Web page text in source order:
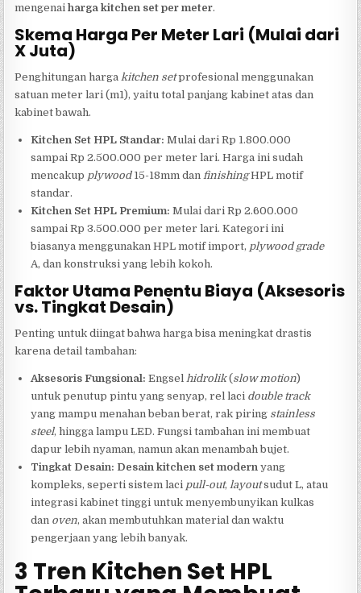
mengenaiharga kitchen set per meter.
Skema Harga Per Meter Lari (Mulai dari
X Juta)
Penghitungan harga kitchen setprofesional menggunakan
satuan meter lari (m1), yaitu total panjang kabinet atas dan
kabinet bawah.
Kitchen Set HPL Standar: Mulai dari Rp 1.800.000
sampai Rp 2.500.000 per meter lari. Harga ini sudah
mencakup plywood15-18mm dan finishingHPL motif
standar.
Kitchen Set HPL Premium: Mulai dari Rp 2.600.000
sampai Rp 3.500.000 per meter lari. Kategori ini
biasanya menggunakan HPL motif import, plywood grade
A, dan konstruksi yang lebih kokoh.
Faktor Utama Penentu Biaya (Aksesoris
vs. Tingkat Desain)
Penting untuk diingat bahwa harga bisa meningkat drastis
karena detail tambahan:
Aksesoris Fungsional: Engsel hidrolik(slow motion)
untuk penutup pintu yang senyap, rel laci double track
yang mampu menahan beban berat, rak piring stainless
steel, hingga lampu LED. Fungsi tambahan ini membuat
dapur lebih nyaman, namun akan menambah bujet.
Tingkat Desain: Desain kitchen set modern yang
kompleks, seperti sistem laci pull-out, layoutsudut L, atau
integrasi kabinet tinggi untuk menyembunyikan kulkas
dan oven, akan membutuhkan material dan waktu
pengerjaan yang lebih banyak.
3 Tren Kitchen Set HPL